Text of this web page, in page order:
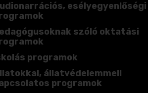
esélyegyenlőségi
szóló oktatási
programok
állatvédelemmell
programok